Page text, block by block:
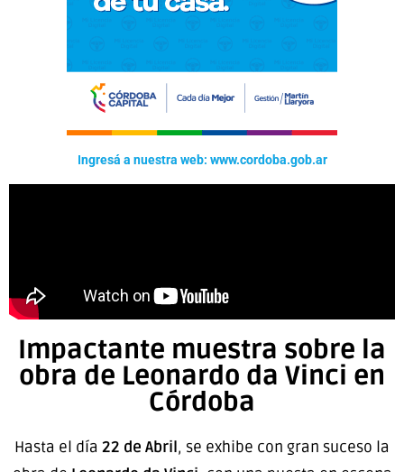
Ingresá a nuestra web: www.cordoba.gob.ar
Impactante muestra sobre la
obra de Leonardo da Vinci en
Córdoba
Hasta el día 22 de Abril, se exhibe con gran suceso la